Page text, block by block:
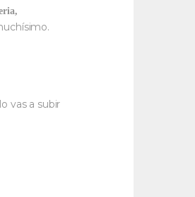
vas a subir